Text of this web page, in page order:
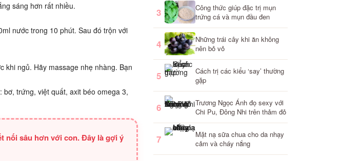
sáng hơn rất nhiều.
nước trong 10 phút. Sau đó trộn với
khi ngủ. Hãy massage nhẹ nhàng. Bạn
trứng, việt quất, axit béo omega 3,
nối sâu hơn với con. Đây là gợi ý
3
Công thức giúp đặc trị mụn
trứng cá và mụn đầu đen
4
Những trái cây khi ăn không
nên bỏ vỏ
5
Cách trị các kiểu ‘say’ thường
gặp
6
Trương Ngọc Ánh đọ sexy với
Chi Pu, Đông Nhi trên thảm đỏ
7
Mặt nạ sữa chua cho da nhạy
cảm và cháy nắng